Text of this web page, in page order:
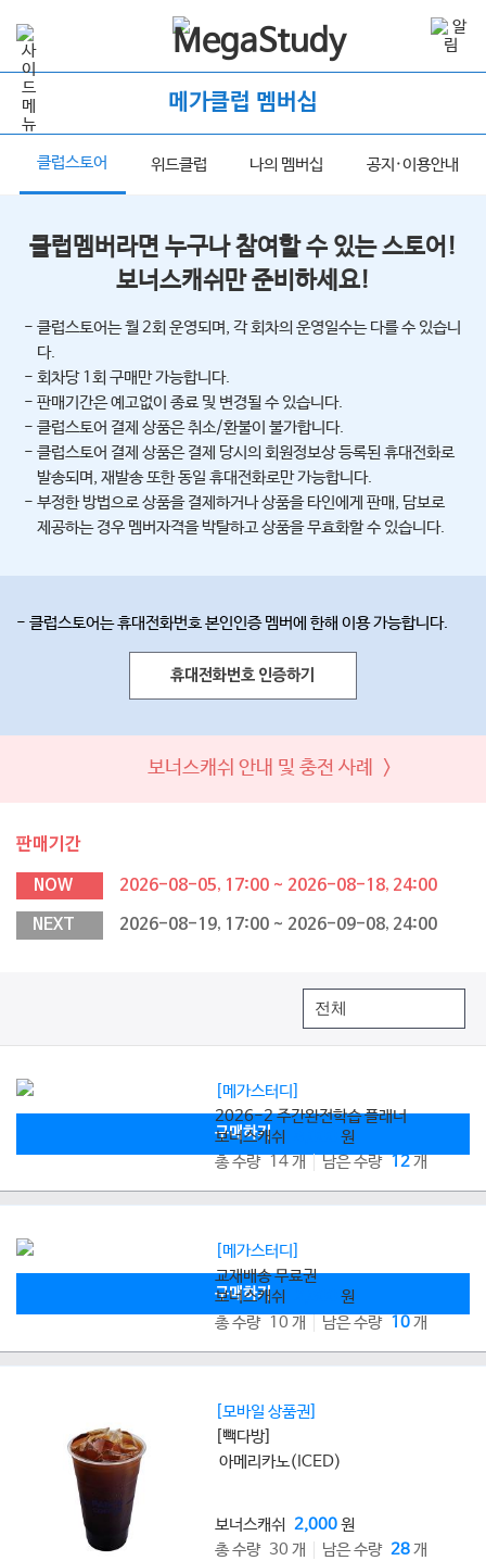
메가클럽 멤버십
클럽스토어 위드클럽 나의 멤버십 공지·이용안내
클럽멤버라면 누구나 참여할 수 있는 스토어!
보너스캐쉬만 준비하세요!
- 클럽스토어는 월 2회 운영되며, 각 회차의 운영일수는 다를 수 있습니
다.
- 회차당 1회 구매만 가능합니다.
- 판매기간은 예고없이 종료 및 변경될 수 있습니다.
- 클럽스토어 결제 상품은 취소/환불이 불가합니다.
- 클럽스토어 결제 상품은 결제 당시의 회원정보상 등록된 휴대전화로
발송되며, 재발송 또한 동일 휴대전화로만 가능합니다.
- 부정한 방법으로 상품을 결제하거나 상품을 타인에게 판매, 담보로
제공하는 경우 멤버자격을 박탈하고 상품을 무효화할 수 있습니다.
- 클럽스토어는 휴대전화번호 본인인증 멤버에 한해 이용 가능합니다.
휴대전화번호 인증하기
보너스캐쉬 안내 및 충전 사례 >
판매기간
NOW 2026-08-05, 17:00 ~ 2026-08-18, 24:00
NEXT 2026-08-19, 17:00 ~ 2026-09-08, 24:00
[메가스터디]
2026-2 주간완전학습 플래너
보너스캐쉬
원
총 수량 14 개
남은 수량 12개
구매하기
[메가스터디]
교재배송 무료권
보너스캐쉬
원
총 수량 10 개
남은 수량 10개
구매하기
[모바일 상품권]
[빽다방]
아메리카노(ICED)
보너스캐쉬 2,000원
총 수량 30 개
남은 수량 28개